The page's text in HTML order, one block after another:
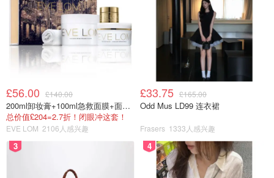
£56.00 £140.00
200ml卸妆膏+100ml急救面膜+面霜+洁颜布
总价值£204=2.7折！闭眼冲这套！
EVE LOM 2106人感兴趣
£33.75 £165.00
Odd Mus LD99 连衣裙
Frasers 1333人感兴趣
3 4